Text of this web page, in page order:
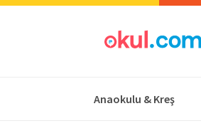
Anaokulu & Kreş